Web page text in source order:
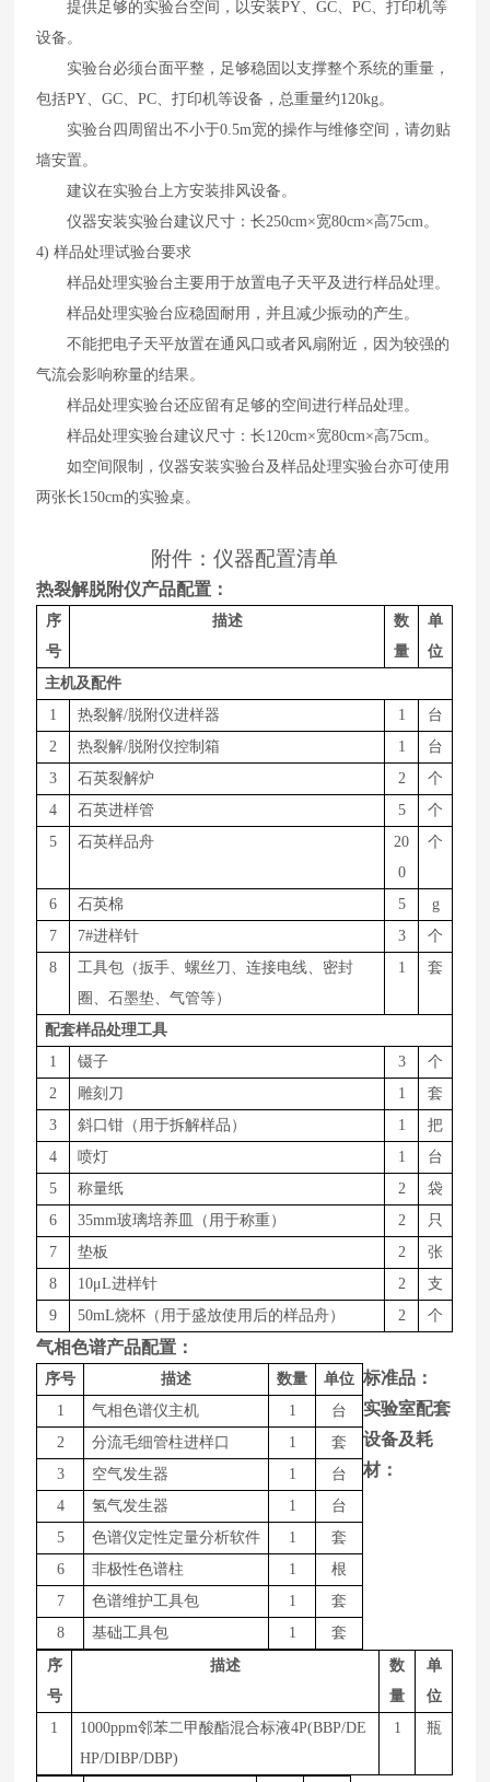
提供足够的实验台空间，以安装PY、GC、PC、打印机等
设备。
实验台必须台面平整，足够稳固以支撑整个系统的重量，
包括PY、GC、PC、打印机等设备，总重量约120kg。
实验台四周留出不小于0.5m宽的操作与维修空间，请勿贴
墙安置。
建议在实验台上方安装排风设备。
仪器安装实验台建议尺寸：长250cm×宽80cm×高75cm。
4)样品处理试验台要求
样品处理实验台主要用于放置电子天平及进行样品处理。
样品处理实验台应稳固耐用，并且减少振动的产生。
不能把电子天平放置在通风口或者风扇附近，因为较强的
气流会影响称量的结果。
样品处理实验台还应留有足够的空间进行样品处理。
样品处理实验台建议尺寸：长120cm×宽80cm×高75cm。
如空间限制，仪器安装实验台及样品处理实验台亦可使用
两张长150cm的实验桌。
附件：仪器配置清单
热裂解脱附仪产品配置：
序
号
描述
数
量
单
位
主机及配件
1
热裂解/脱附仪进样器 1
台
2
热裂解/脱附仪控制箱 1
台
3
石英裂解炉 2
个
4
石英进样管 5
个
5
石英样品舟
20
0
个
6 石英棉 5
g
7
7#进样针 3
个
8
工具包（扳手、螺丝刀、连接电线、密封
圈、石墨垫、气管等）
1 套
配套样品处理工具
1
镊子 3
个
2
雕刻刀 1
套
3
斜口钳（用于拆解样品） 1
把
4
喷灯 1
台
5
称量纸 2
袋
6
35mm玻璃培养皿（用于称重） 2
只
7
垫板 2
张
8
10μL进样针 2
支
9
50mL烧杯（用于盛放使用后的样品舟） 2 个
气相色谱产品配置：
序号 描述 数量
单位
1
气相色谱仪主机 1
台
2
分流毛细管柱进样口 1
套
3
空气发生器 1
台
4
氢气发生器 1
台
5
色谱仪定性定量分析软件 1
套
6
非极性色谱柱 1
根
7
色谱维护工具包 1
套
8
基础工具包 1 套
标准品：
序
号
描述
数
量
单
位
1
1000ppm邻苯二甲酸酯混合标液4P(BBP/DE
HP/DIBP/DBP)
1 瓶
实验室配套
设备及耗
材：